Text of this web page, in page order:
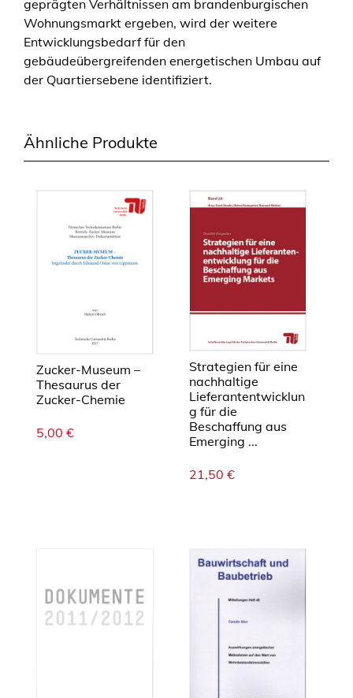
geprägten Verhältnissen am brandenburgischen
Wohnungsmarkt ergeben, wird der weitere
Entwicklungsbedarf für den
gebäudeübergreifenden energetischen Umbau auf
der Quartiersebene identifiziert.
Ähnliche Produkte
Zucker-Museum –
Thesaurus der
Zucker-Chemie
5,00 €
Strategien für eine
nachhaltige
Lieferantentwicklun
g für die
Beschaffung aus
Emerging ...
21,50 €